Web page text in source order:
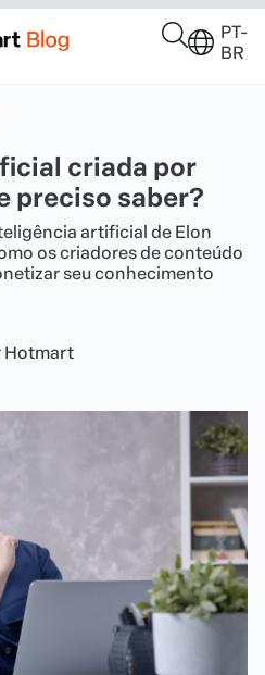
PT-
BR
criada por
preciso saber?
artificial de Elon
os criadores de conteúdo
seu conhecimento
Hotmart